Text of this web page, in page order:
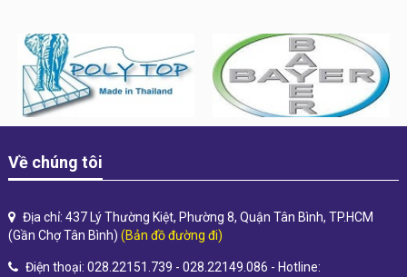
Về chúng tôi
Địa chỉ: 437 Lý Thường Kiệt, Phường 8, Quận Tân Bình, TP.HCM
(Gần Chợ Tân Bình) (Bản đồ đường đi)
Điện thoại: 028.22151.739 - 028.22149.086 - Hotline: